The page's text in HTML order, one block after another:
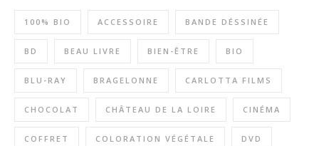
100% BIO ACCESSOIRE BANDE DÉSSINÉE
BD BEAU LIVRE BIEN-ÊTRE BIO
BLU-RAY BRAGELONNE CARLOTTA FILMS
CHOCOLAT CHÂTEAU DE LA LOIRE CINÉMA
COFFRET COLORATION VÉGÉTALE DVD